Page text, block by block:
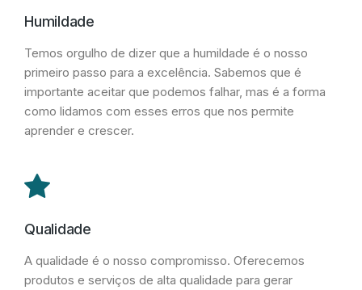
Humildade
Temos orgulho de dizer que a humildade é o nosso
primeiro passo para a excelência. Sabemos que é
importante aceitar que podemos falhar, mas é a forma
como lidamos com esses erros que nos permite
aprender e crescer.
Qualidade
A qualidade é o nosso compromisso. Oferecemos
produtos e serviços de alta qualidade para gerar